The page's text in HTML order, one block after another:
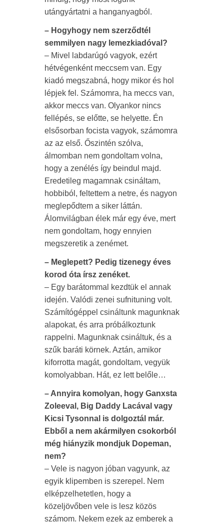
utángyártatni a hanganyagból.
– Hogyhogy nem szerződtél
semmilyen nagy lemezkiadóval?
– Mivel labdarúgó vagyok, ezért
hétvégenként meccsem van. Egy
kiadó megszabná, hogy mikor és hol
lépjek fel. Számomra, ha meccs van,
akkor meccs van. Olyankor nincs
fellépés, se előtte, se helyette. Én
elsősorban focista vagyok, számomra
az az első. Őszintén szólva,
álmomban nem gondoltam volna,
hogy a zenélés így beindul majd.
Eredetileg magamnak csináltam,
hobbiból, feltettem a netre, és nagyon
meglepődtem a siker láttán.
Álomvilágban élek már egy éve, mert
nem gondoltam, hogy ennyien
megszeretik a zenémet.
– Meglepett? Pedig tizenegy éves
korod óta írsz zenéket.
– Egy barátommal kezdtük el annak
idején. Valódi zenei sufnituning volt.
Számítógéppel csináltunk magunknak
alapokat, és arra próbálkoztunk
rappelni. Magunknak csináltuk, és a
szűk baráti körnek. Aztán, amikor
kiforrotta magát, gondoltam, vegyük
komolyabban. Hát, ez lett belőle…
– Annyira komolyan, hogy Ganxsta
Zoleeval, Big Daddy Lacával vagy
Kicsi Tysonnal is dolgoztál már.
Ebből a nem akármilyen csokorból
még hiányzik mondjuk Dopeman,
nem?
– Vele is nagyon jóban vagyunk, az
egyik klipemben is szerepel. Nem
elképzelhetetlen, hogy a
közeljövőben vele is lesz közös
számom. Nekem ezek az emberek a